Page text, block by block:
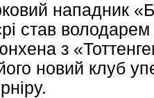
нападник
став
з
новий клуб